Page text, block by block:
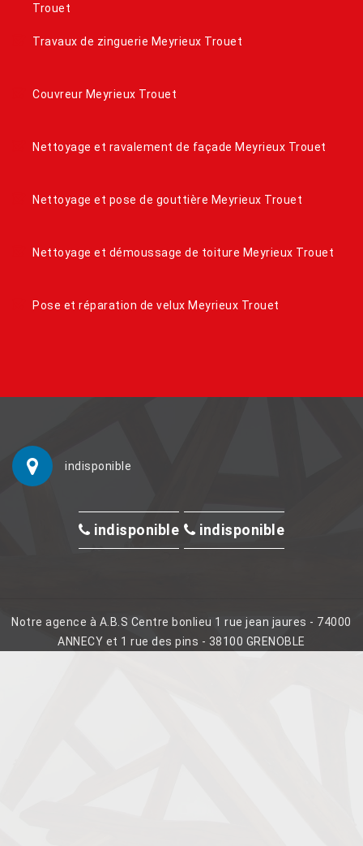
Trouet
Travaux de zinguerie Meyrieux Trouet
Couvreur Meyrieux Trouet
Nettoyage et ravalement de façade Meyrieux Trouet
Nettoyage et pose de gouttière Meyrieux Trouet
Nettoyage et démoussage de toiture Meyrieux Trouet
Pose et réparation de velux Meyrieux Trouet
indisponible
indisponible indisponible
Notre agence à A.B.S Centre bonlieu 1 rue jean jaures - 74000
ANNECY et 1 rue des pins - 38100 GRENOBLE